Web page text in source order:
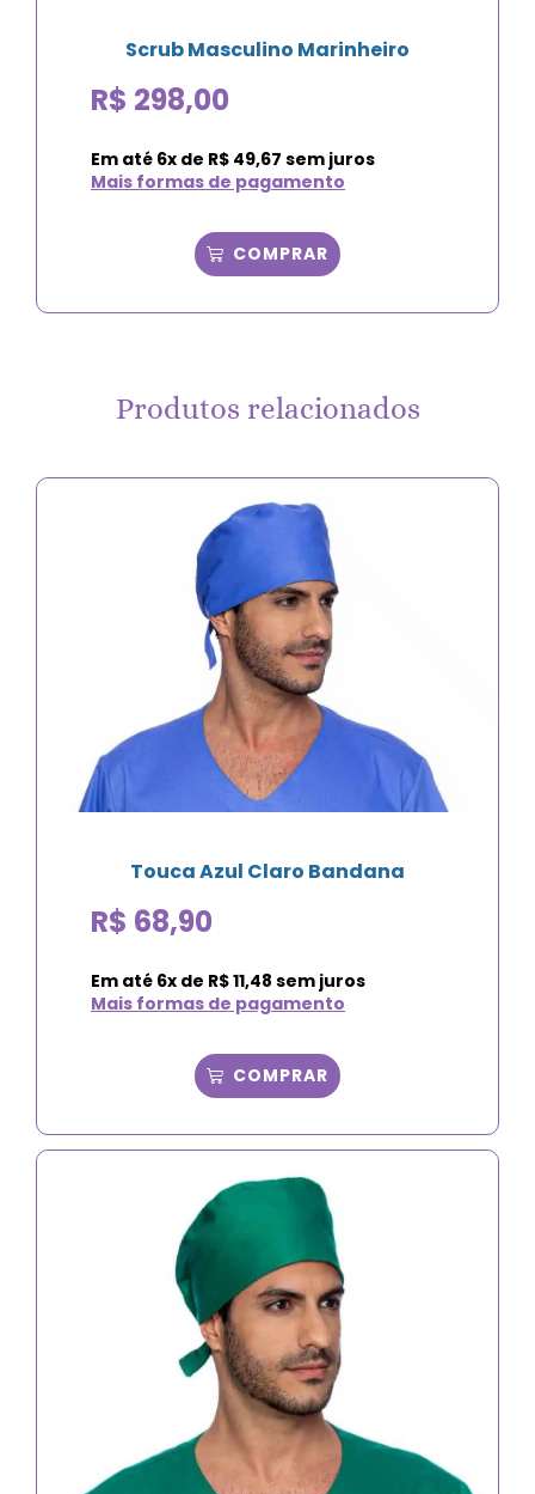
Scrub Masculino Marinheiro
R$ 298,00
Em até 6x de R$ 49,67 sem juros
Mais formas de pagamento
COMPRAR
Produtos relacionados
Touca Azul Claro Bandana
R$ 68,90
Em até 6x de R$11,48 sem juros
Mais formas de pagamento
COMPRAR